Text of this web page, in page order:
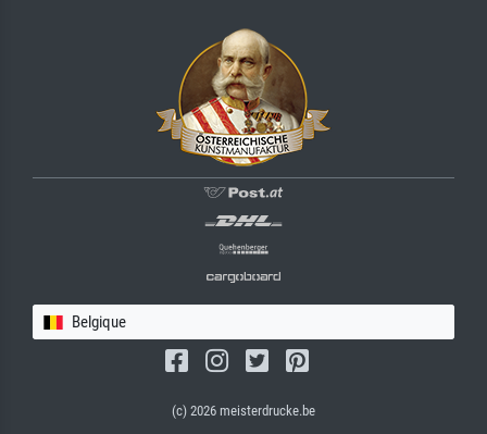
Belgique
(c) 2026 meisterdrucke.be